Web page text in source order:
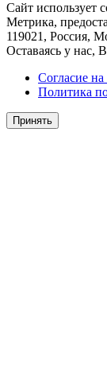
Сайт использует
Метрика,
119021, Россия,
Оставаясь у нас,
Согласие
Политика
Принять